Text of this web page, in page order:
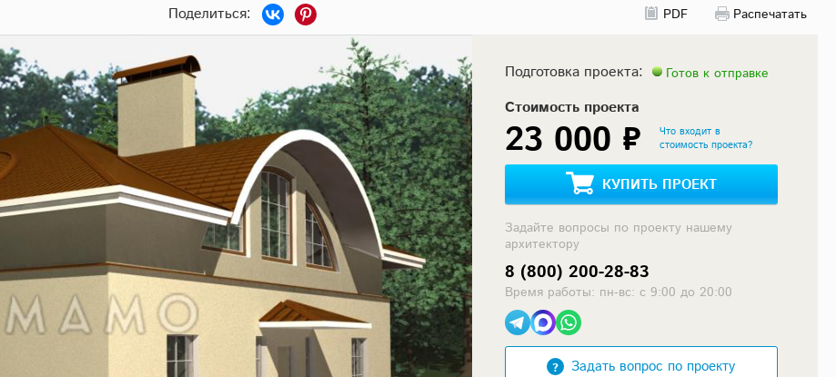
PDF
Распечатать
Подготовка проекта: Готов к отправке
Стоимость проекта
23 000 ₽
Что входит в
стоимость проекта?
КУПИТЬ ПРОЕКТ
Задайте вопросы по проекту нашему
архитектору
8 (800) 200-28-83
Время работы: пн-вс: с 9:00 до 20:00
Задать вопрос по проекту